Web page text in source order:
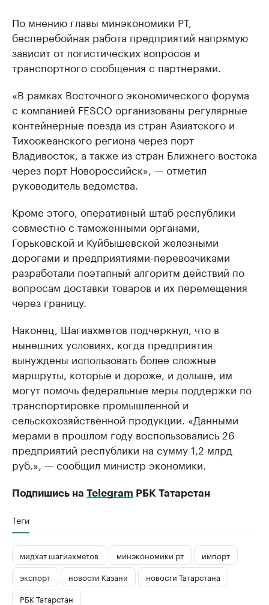
По мнению главы минэкономики РТ,
бесперебойная работа предприятий напрямую
зависит от логистических вопросов и
транспортного сообщения с партнерами.
«В рамках Восточного экономического форума
с компанией FESCO организованы регулярные
контейнерные поезда из стран Азиатского и
Тихоокеанского региона через порт
Владивосток, а также из стран Ближнего востока
через порт Новороссийск», — отметил
руководитель ведомства.
Кроме этого, оперативный штаб республики
совместно с таможенными органами,
Горьковской и Куйбышевской железными
дорогами и предприятиями-перевозчиками
разработали поэтапный алгоритм действий по
вопросам доставки товаров и их перемещения
через границу.
Наконец, Шагиахметов подчеркнул, что в
нынешних условиях, когда предприятия
вынуждены использовать более сложные
маршруты, которые и дороже, и дольше, им
могут помочь федеральные меры поддержки по
транспортировке промышленной и
сельскохозяйственной продукции. «Данными
мерами в прошлом году воспользовались 26
предприятий республики на сумму 1,2 млрд
руб.», — сообщил министр экономики.
Подпишись на Telegram РБК Татарстан
Теги
мидхат шагиахметов минэкономики рт
импорт
экспорт
новости Казани
новости Татарстана
РБК Татарстан